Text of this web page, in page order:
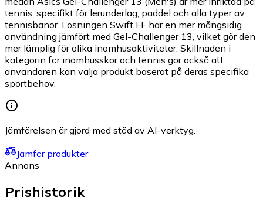
tennis, specifikt för lerunderlag, paddel och alla typer av
tennisbanor. Lösningen Swift FF har en mer mångsidig
användning jämfört med Gel-Challenger 13, vilket gör den
mer lämplig för olika inomhusaktiviteter. Skillnaden i
kategorin för inomhusskor och tennis gör också att
användaren kan välja produkt baserat på deras specifika
sportbehov.
Jämförelsen är gjord med stöd av AI-verktyg.
Jämför produkter
Annons
Prishistorik